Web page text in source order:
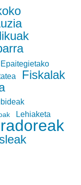
Epaitegietako
Fiskalak
Lehiaketa